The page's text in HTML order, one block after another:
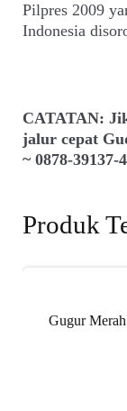
Pilpres 2009
Indonesia
CATATAN:
jalur cepat
~ 0878-39137-
Produk
Gugur